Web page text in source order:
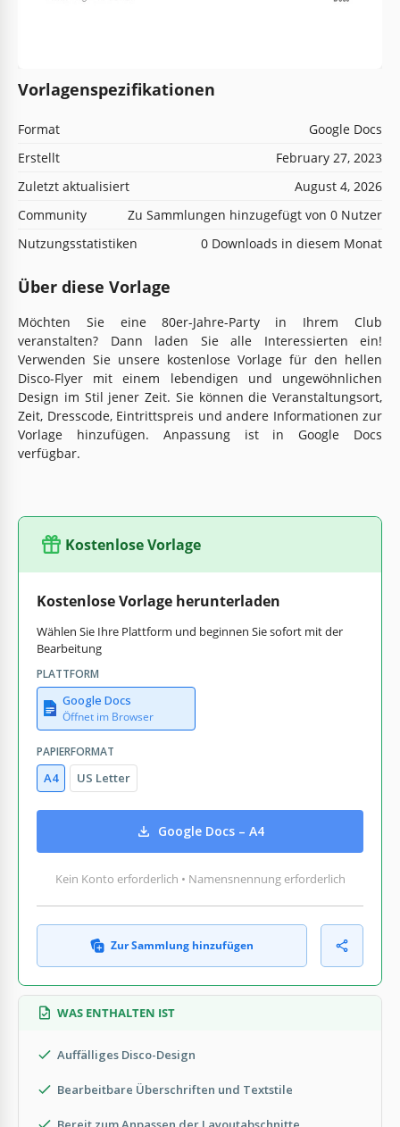
Vorlagenspezifikationen
Format
Google Docs
Erstellt
February 27, 2023
Zuletzt aktualisiert
August 4, 2026
Community
Zu Sammlungen hinzugefügt von 0 Nutzer
Nutzungsstatistiken
0 Downloads in diesem Monat
Über diese Vorlage
Möchten Sie eine 80er-Jahre-Party in Ihrem Club
veranstalten? Dann laden Sie alle Interessierten ein!
Verwenden Sie unsere kostenlose Vorlage für den hellen
Disco-Flyer mit einem lebendigen und ungewöhnlichen
Design im Stil jener Zeit. Sie können die Veranstaltungsort,
Zeit, Dresscode, Eintrittspreis und andere Informationen zur
Vorlage hinzufügen. Anpassung ist in Google Docs
verfügbar.
Kostenlose Vorlage
Kostenlose Vorlage herunterladen
Wählen Sie Ihre Plattform und beginnen Sie sofort mit der
Bearbeitung
PLATTFORM
Google Docs
Öffnet im Browser
PAPIERFORMAT
A4 US Letter
Google Docs – A4
Kein Konto erforderlich • Namensnennung erforderlich
Zur Sammlung hinzufügen
WAS ENTHALTEN IST
Auffälliges Disco-Design
Bearbeitbare Überschriften und Textstile